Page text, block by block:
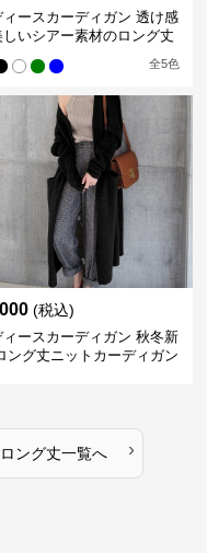
ィースカーディガン 透け感
しいシアー素材のロング丈
全5色
(税込)
ィースカーディガン 秋冬新
ング丈ニットカーディガン
ロング丈一覧へ ›